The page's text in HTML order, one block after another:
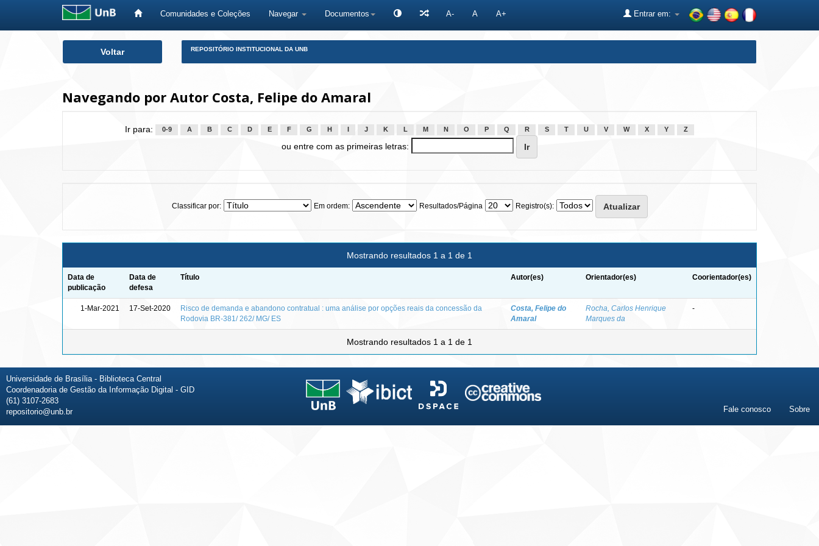
Comunidades e Coleções Navegar Documentos A- A A+ Entrar em:
Voltar REPOSITÓRIO INSTITUCIONAL DA UNB
Navegando por Autor Costa, Felipe do Amaral
Ir para: 0-9 A B C D E F G H J K L M N O P Q R S T U V W X Y Z
ou entre com as primeiras letras:
Classificar por: Em ordem: Resultados/Página Registro(s):
Mostrando resultados 1 a 1 de 1
Data de
publicação
Data de
defesa
Título Autor(es) Orientador(es) Coorientador(es)
1-Mar-2021 17-Set-2020
Risco de demanda e abandono contratual : uma análise por opções reais da concessão da
Rodovia BR-381/ 262/ MG/ ES
Costa, Felipe do
Amaral
Rocha, Carlos Henrique
Marques da
-
Mostrando resultados 1 a 1 de 1
Universidade de Brasília - Biblioteca Central
Coordenadoria de Gestão da Informação Digital - GID
(61) 3107-2683
repositorio@unb.br
Fale conosco Sobre